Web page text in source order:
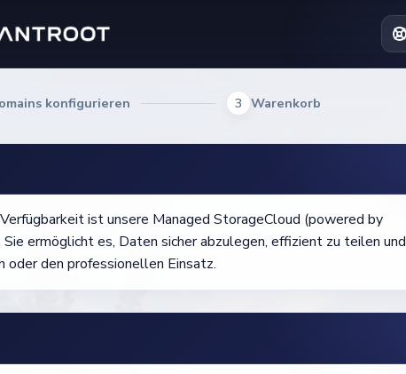
konfigurieren 3 Warenkorb
ist unsere Managed StorageCloud (powered by
ermöglicht es, Daten sicher abzulegen, effizient zu teilen und
oder den professionellen Einsatz.